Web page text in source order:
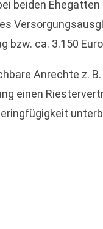
beiden
bzw. ca. 3.150
Anrechte z.
einen